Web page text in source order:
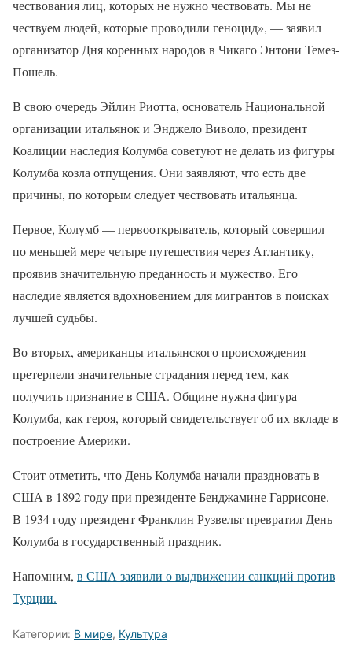
чествования лиц, которых не нужно чествовать. Мы не
чествуем людей, которые проводили геноцид», — заявил
организатор Дня коренных народов в Чикаго Энтони Темез-
Пошель.
В свою очередь Эйлин Риотта, основатель Национальной
организации итальянок и Энджело Виволо, президент
Коалиции наследия Колумба советуют не делать из фигуры
Колумба козла отпущения. Они заявляют, что есть две
причины, по которым следует чествовать итальянца.
Первое, Колумб — первооткрыватель, который совершил
по меньшей мере четыре путешествия через Атлантику,
проявив значительную преданность и мужество. Его
наследие является вдохновением для мигрантов в поисках
лучшей судьбы.
Во-вторых, американцы итальянского происхождения
претерпели значительные страдания перед тем, как
получить признание в США. Общине нужна фигура
Колумба, как героя, который свидетельствует об их вкладе в
построение Америки.
Стоит отметить, что День Колумба начали праздновать в
США в 1892 году при президенте Бенджамине Гаррисоне.
В 1934 году президент Франклин Рузвельт превратил День
Колумба в государственный праздник.
Напомним, в США заявили о выдвижении санкций против
Турции.
Категории: В мире, Культура